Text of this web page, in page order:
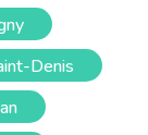
Denis